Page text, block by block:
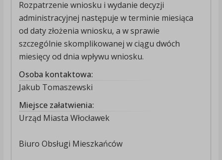
Rozpatrzenie wniosku i wydanie decyzji
administracyjnej następuje w terminie miesiąca
od daty złożenia wniosku, a w sprawie
szczególnie skomplikowanej w ciągu dwóch
miesięcy od dnia wpływu wniosku.
Osoba kontaktowa:
Jakub Tomaszewski
Miejsce załatwienia:
Urząd Miasta Włocławek
Biuro Obsługi Mieszkańców